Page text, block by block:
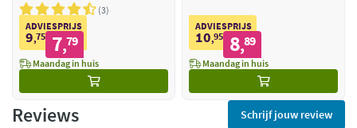
3
ADVIESPRIJS
9,75 7,79
Maandag in huis
ADVIESPRIJS
10,95 8,89
Maandag in huis
Reviews Schrijf jouw review